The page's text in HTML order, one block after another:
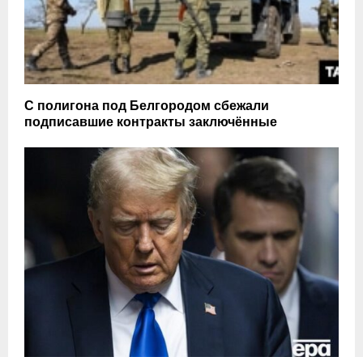
С полигона под Белгородом сбежали
подписавшие контракты заключённые